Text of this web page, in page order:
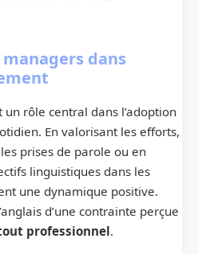
dans
un rôle central dans l’adoption
En valorisant les efforts,
prises de parole ou en
linguistiques dans les
une dynamique positive.
d’une contrainte perçue
professionnel.